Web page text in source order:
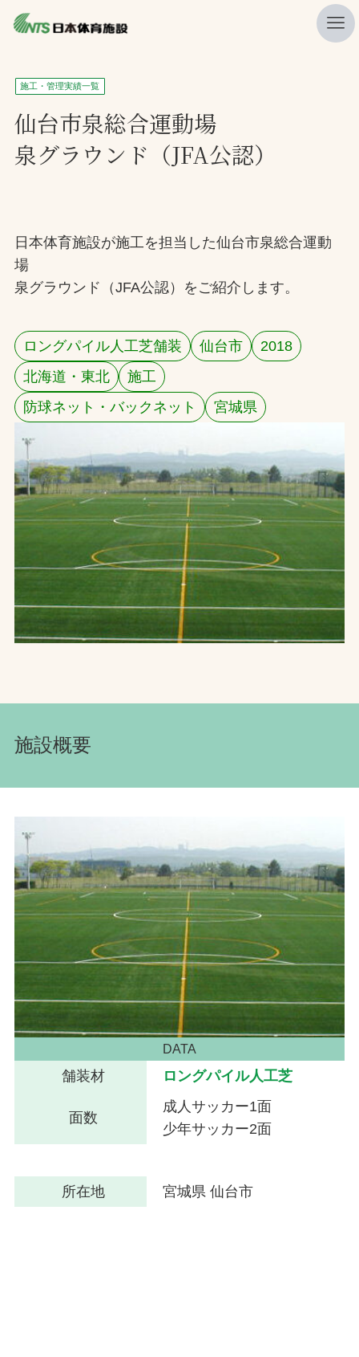
私たちの強み
ニュース
プレスリリース
施工・管理実績一覧
会社概要
検索
お問合せ
プライバシーポリシー
ソーシャルメディアポリシー
文字の見えづらさや操作にお困りの方へ
施工・管理実績一覧
仙台市泉総合運動場
泉グラウンド（JFA公認）
日本体育施設が施工を担当した仙台市泉総合運動
場
泉グラウンド（JFA公認）をご紹介します。
ロングパイル人工芝舗装 仙台市
2018
北海道・東北
施工
防球ネット・バックネット
宮城県
施設概要
DATA
舗装材 ロングパイル人工芝
面数
成人サッカー1面
少年サッカー2面
所在地 宮城県 仙台市